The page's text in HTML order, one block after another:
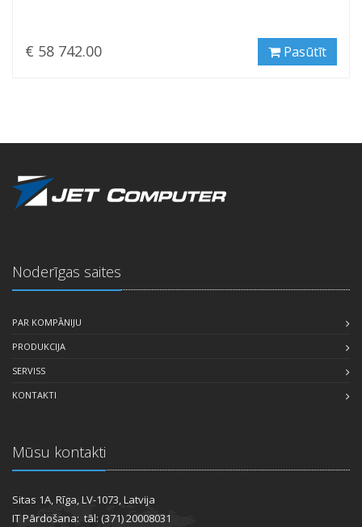
€ 58 742.00 Pasūtīt
Noderīgas saites
PAR KOMPĀNIJU
PRODUKCIJA
SERVISS
KONTAKTI
Mūsu kontakti
Sitas 1A, Rīga, LV-1073, Latvija
IT Pārdošana: tāl: (371) 20008031